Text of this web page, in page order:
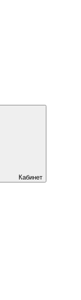
Кабинет